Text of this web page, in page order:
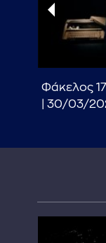
Φάκελος
| 30/03/